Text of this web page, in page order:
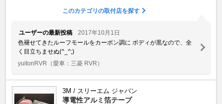
このカテゴリの取付店を探す
ユーザーの最新投稿
2017年10月1日
色褪せてきたルーフモールをカーボン調に ボディが黒なので、全
く目立ちませぬ(^_^;)
yuitonRVR （愛車：三菱 RVR）
3M / スリーエム ジャパン
導電性アルミ箔テープ